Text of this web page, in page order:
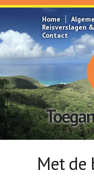
Overslaan en naar de inhoud
Home
Reisverslagen
Contact
Met de